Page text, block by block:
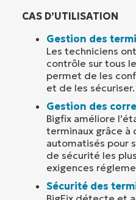
CAS D’UTILISATION
Gestion des
Les techniciens
contrôle sur tous
permet de les
et de les sécuriser.
Gestion des
Bigfix améliore
terminaux grâce à
automatisés pour
de sécurité les
exigences
Sécurité des